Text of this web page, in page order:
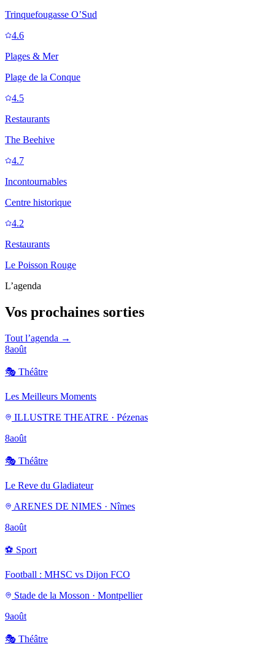
Trinquefougasse O’Sud
4.6
Plages & Mer
Plage de la Conque
4.5
Restaurants
The Beehive
4.7
Incontournables
Centre historique
4.2
Restaurants
Le Poisson Rouge
L’agenda
Vos prochaines sorties
Tout l’agenda →
8août
🎭 Théâtre
Les Meilleurs Moments
ILLUSTRE THEATRE · Pézenas
8août
🎭 Théâtre
Le Reve du Gladiateur
ARENES DE NIMES · Nîmes
8août
⚽ Sport
Football : MHSC vs Dijon FCO
Stade de la Mosson · Montpellier
9août
🎭 Théâtre